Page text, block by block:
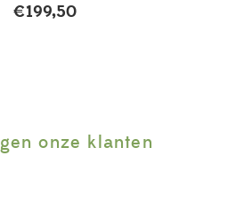
€199,50
onze klanten